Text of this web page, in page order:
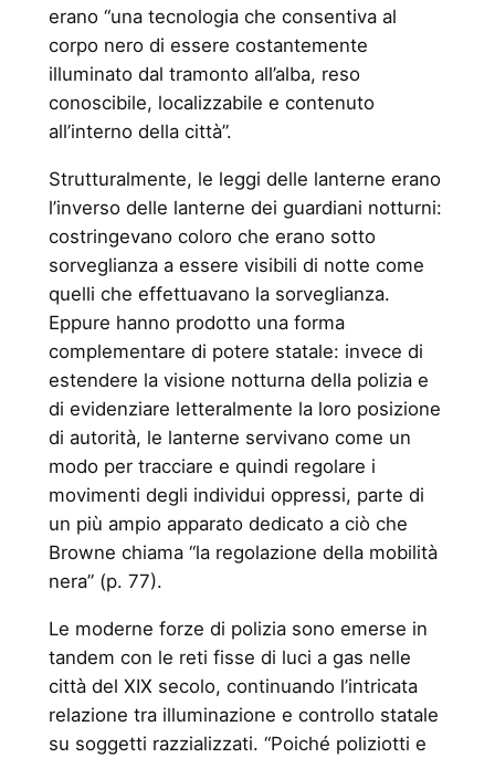
erano “una tecnologia che consentiva al
corpo nero di essere costantemente
illuminato dal tramonto all’alba, reso
conoscibile, localizzabile e contenuto
all’interno della città”.
Strutturalmente, le leggi delle lanterne erano
l’inverso delle lanterne dei guardiani notturni:
costringevano coloro che erano sotto
sorveglianza a essere visibili di notte come
quelli che effettuavano la sorveglianza.
Eppure hanno prodotto una forma
complementare di potere statale: invece di
estendere la visione notturna della polizia e
di evidenziare letteralmente la loro posizione
di autorità, le lanterne servivano come un
modo per tracciare e quindi regolare i
movimenti degli individui oppressi, parte di
un più ampio apparato dedicato a ciò che
Browne chiama “la regolazione della mobilità
nera” (p. 77).
Le moderne forze di polizia sono emerse in
tandem con le reti fisse di luci a gas nelle
città del XIX secolo, continuando l’intricata
relazione tra illuminazione e controllo statale
su soggetti razzializzati. “Poiché poliziotti e